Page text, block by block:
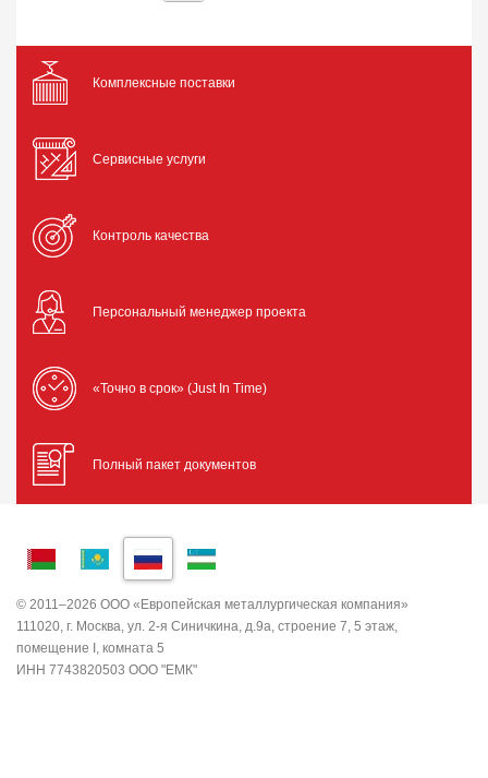
Комплексные поставки
Сервисные услуги
Контроль качества
Персональный менеджер проекта
«Точно в срок» (Just In Time)
Полный пакет документов
© 2011–2026 ООО «Европейская металлургическая компания»
111020, г. Москва, ул. 2-я Синичкина, д.9а, строение 7, 5 этаж,
помещение I, комната 5
ИНН 7743820503 ООО "ЕМК"